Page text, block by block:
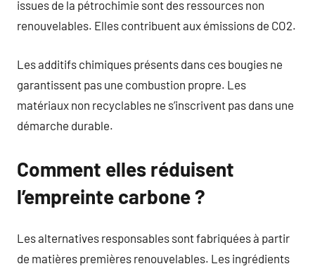
issues de la pétrochimie sont des ressources non
renouvelables. Elles contribuent aux émissions de CO2.
Les additifs chimiques présents dans ces bougies ne
garantissent pas une combustion propre. Les
matériaux non recyclables ne s’inscrivent pas dans une
démarche durable.
Comment elles réduisent
l’empreinte carbone ?
Les alternatives responsables sont fabriquées à partir
de matières premières renouvelables. Les ingrédients